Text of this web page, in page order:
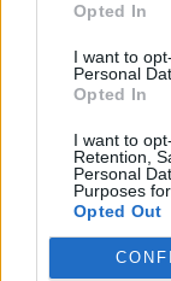
Opted In
I want to
Personal
Opted In
I want to
Retention,
Personal
Purposes
Opted Out
tulajdonosa több
rendelkezik.
és nemzetközi
történetét újraíró
GALÉRIA